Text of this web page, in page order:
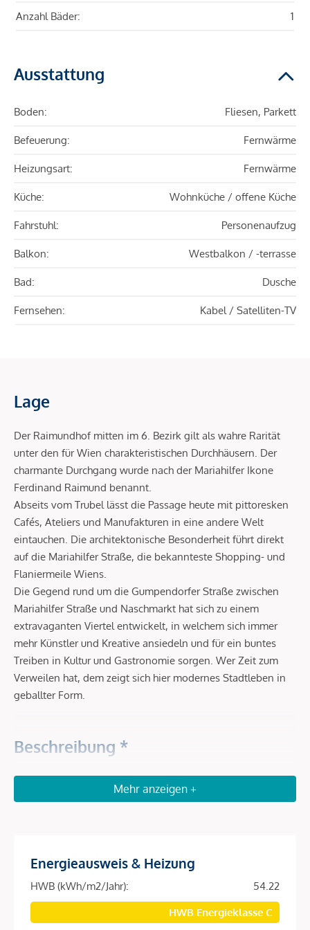
Anzahl Bäder: 1
Ausstattung
Boden: Fliesen, Parkett
Befeuerung: Fernwärme
Heizungsart: Fernwärme
Küche: Wohnküche / offene Küche
Fahrstuhl: Personenaufzug
Balkon: Westbalkon / -terrasse
Bad: Dusche
Fernsehen: Kabel / Satelliten-TV
Lage
Der Raimundhof mitten im 6. Bezirk gilt als wahre Rarität
unter den für Wien charakteristischen Durchhäusern. Der
charmante Durchgang wurde nach der Mariahilfer Ikone
Ferdinand Raimund benannt.
Abseits vom Trubel lässt die Passage heute mit pittoresken
Cafés, Ateliers und Manufakturen in eine andere Welt
eintauchen. Die architektonische Besonderheit führt direkt
auf die Mariahilfer Straße, die bekannteste Shopping- und
Flaniermeile Wiens.
Die Gegend rund um die Gumpendorfer Straße zwischen
Mariahilfer Straße und Naschmarkt hat sich zu einem
extravaganten Viertel entwickelt, in welchem sich immer
mehr Künstler und Kreative ansiedeln und für ein buntes
Treiben in Kultur und Gastronomie sorgen. Wer Zeit zum
Verweilen hat, dem zeigt sich hier modernes Stadtleben in
geballter Form.
Beschreibung *
VORSORGEN in SERVICED APARTMENTS – Das RAY
Mieterträge sowie für einen sorgenfreien Rundum-Service.
Wohnen auf Zeit. Der Betreiber übernimmt die Möblierung,
Mehr anzeigen +
Energieausweis & Heizung
HWB (kWh/m2/Jahr):
54.22
HWB Energieklasse C